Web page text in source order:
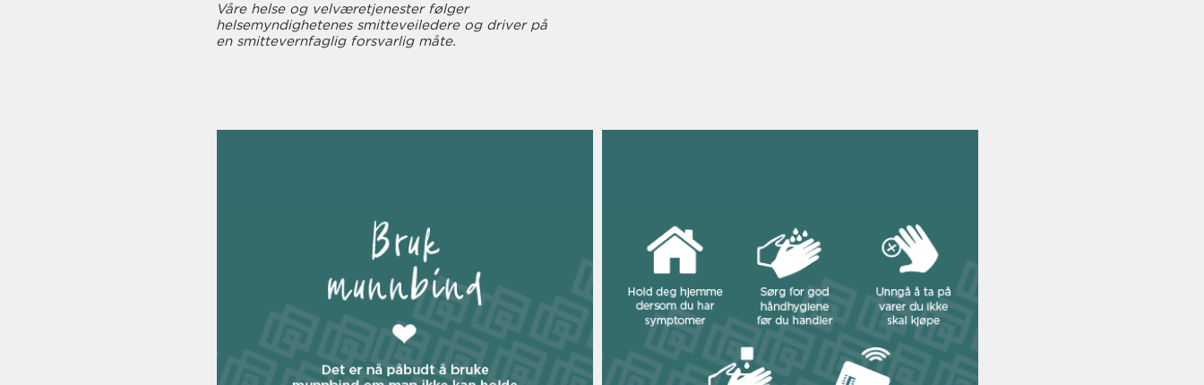
Våre helse og velværetjenester følger
helsemyndighetenes smitteveiledere og driver på
en smittevernfaglig forsvarlig måte.